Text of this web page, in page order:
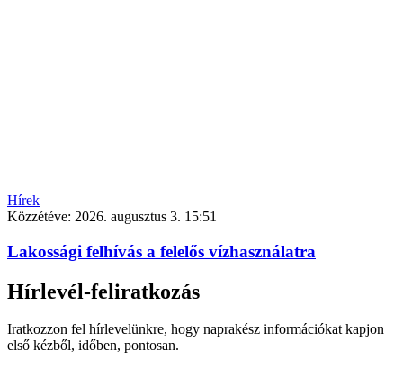
Hírek
Közzétéve: 2026. augusztus 3. 15:51
Lakossági felhívás a felelős vízhasználatra
Hírlevél-feliratkozás
Iratkozzon fel hírlevelünkre, hogy naprakész információkat kapjon
első kézből, időben, pontosan.